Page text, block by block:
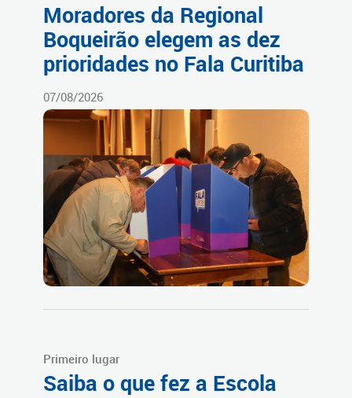
Moradores da Regional
Boqueirão elegem as dez
prioridades no Fala Curitiba
07/08/2026
Primeiro lugar
Saiba o que fez a Escola